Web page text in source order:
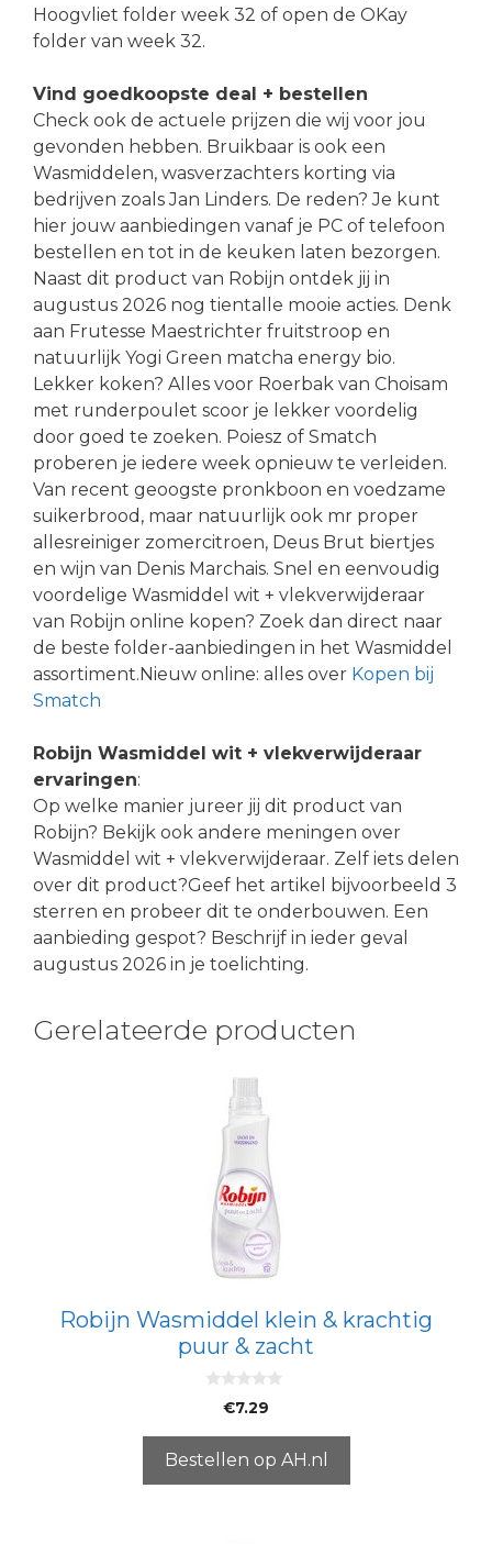
Hoogvliet folder week 32 of open de OKay
folder van week 32.
Vind goedkoopste deal + bestellen
Check ook de actuele prijzen die wij voor jou
gevonden hebben. Bruikbaar is ook een
Wasmiddelen, wasverzachters korting via
bedrijven zoals Jan Linders. De reden? Je kunt
hier jouw aanbiedingen vanaf je PC of telefoon
bestellen en tot in de keuken laten bezorgen.
Naast dit product van Robijn ontdek jij in
augustus 2026 nog tientalle mooie acties. Denk
aan Frutesse Maestrichter fruitstroop en
natuurlijk Yogi Green matcha energy bio.
Lekker koken? Alles voor Roerbak van Choisam
met runderpoulet scoor je lekker voordelig
door goed te zoeken. Poiesz of Smatch
proberen je iedere week opnieuw te verleiden.
Van recent geoogste pronkboon en voedzame
suikerbrood, maar natuurlijk ook mr proper
allesreiniger zomercitroen, Deus Brut biertjes
en wijn van Denis Marchais. Snel en eenvoudig
voordelige Wasmiddel wit + vlekverwijderaar
van Robijn online kopen? Zoek dan direct naar
de beste folder-aanbiedingen in het Wasmiddel
assortiment.Nieuw online: alles over Kopen bij
Smatch
Robijn Wasmiddel wit + vlekverwijderaar
ervaringen:
Op welke manier jureer jij dit product van
Robijn? Bekijk ook andere meningen over
Wasmiddel wit + vlekverwijderaar. Zelf iets delen
over dit product?Geef het artikel bijvoorbeeld 3
sterren en probeer dit te onderbouwen. Een
aanbieding gespot? Beschrijf in ieder geval
augustus 2026 in je toelichting.
Gerelateerde producten
Robijn Wasmiddel klein & krachtig
puur & zacht
5
€7.29
Bestellen op AH.nl